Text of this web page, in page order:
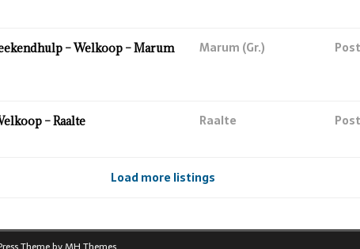
– Welkoop – Marum
Marum (Gr.)
– Raalte Raalte
Load more listings